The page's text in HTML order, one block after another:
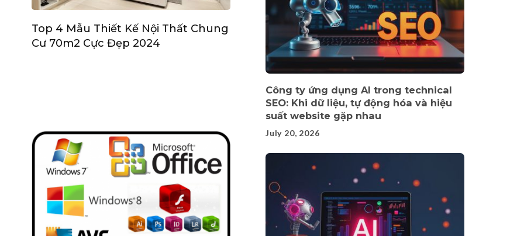
Top 4 Mẫu Thiết Kế Nội Thất Chung
Cư 70m2 Cực Đẹp 2024
Công ty ứng dụng AI trong technical
SEO: Khi dữ liệu, tự động hóa và hiệu
suất website gặp nhau
July 20, 2026